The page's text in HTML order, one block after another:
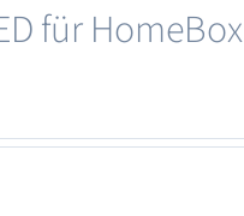
für HomeBox